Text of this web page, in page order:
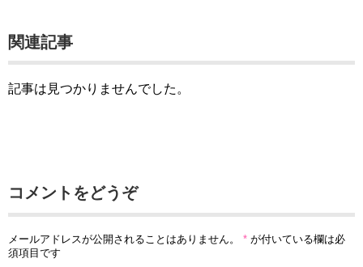
関連記事
記事は見つかりませんでした。
コメントをどうぞ
メールアドレスが公開されることはありません。 * が付いている欄は必
須項目です